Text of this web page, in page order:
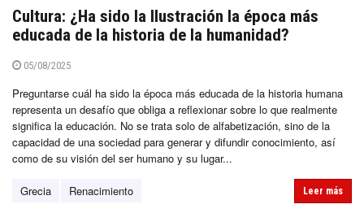
Cultura: ¿Ha sido la Ilustración la época más
educada de la historia de la humanidad?
05/08/2025
Preguntarse cuál ha sido la época más educada de la historia humana
representa un desafío que obliga a reflexionar sobre lo que realmente
significa la educación. No se trata solo de alfabetización, sino de la
capacidad de una sociedad para generar y difundir conocimiento, así
como de su visión del ser humano y su lugar...
Grecia Renacimiento Leer más